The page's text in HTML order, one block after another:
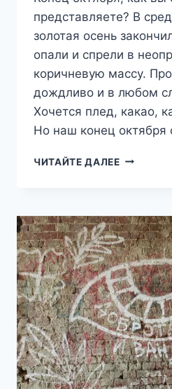
представляете? В
золотая осень
опали и спрели в
коричневую массу.
дождливо и в любом
Хочется плед, какао,
Но наш конец октября
ЧИТАЙТЕ ДАЛЕЕТРИ
—